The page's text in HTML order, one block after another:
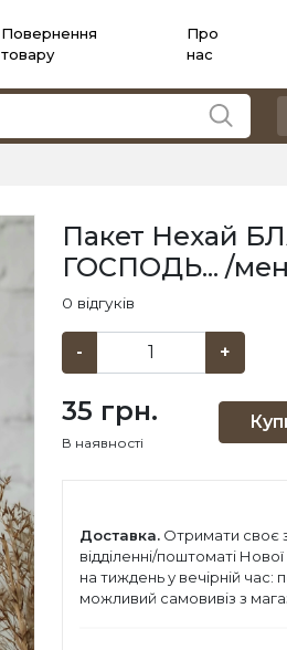
Повернення
товару
Про
нас
Пакет Нехай
ГОСПОДЬ... /
0 відгуків
- +
35 грн.
В наявності
Доставка. Отримати своє
відділенні/поштоматі
на тиждень у вечірній час:
можливий самовивіз з